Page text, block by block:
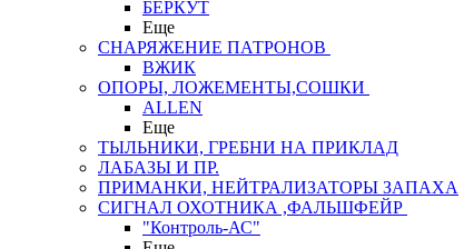
БЕРКУТ
Еще
СНАРЯЖЕНИЕ ПАТРОНОВ
ВЖИК
ОПОРЫ, ЛОЖЕМЕНТЫ,СОШКИ
ALLEN
Еще
ТЫЛЬНИКИ, ГРЕБНИ НА ПРИКЛАД
ЛАБАЗЫ И ПР.
ПРИМАНКИ, НЕЙТРАЛИЗАТОРЫ ЗАПАХА
СИГНАЛ ОХОТНИКА ,ФАЛЬШФЕЙР
"Контроль-АС"